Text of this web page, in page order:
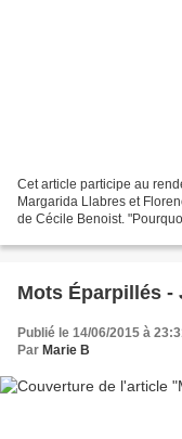
Cet article participe au
Margarida Llabres et
de Cécile Benoist.
Mots Éparpillés -
Publié le 14/06/2015 à
Par Marie B